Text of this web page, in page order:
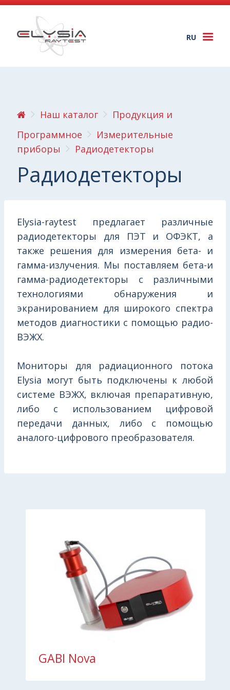
RU
Наш каталог
Продукция и
Программное
Измерительные
приборы
Радиодетекторы
Радиодетекторы
Elysia-raytest предлагает различные
радиодетекторы для ПЭТ и ОФЭКТ, а
также решения для измерения бета- и
гамма-излучения. Мы поставляем бета-и
гамма-радиодетекторы с различными
технологиями обнаружения и
экранированием для широкого спектра
методов диагностики с помощью радио-
ВЭЖХ.
Мониторы для радиационного потока
Elysia могут быть подключены к любой
системе ВЭЖХ, включая препаративную,
либо с использованием цифровой
передачи данных, либо с помощью
аналого-цифрового преобразователя.
GABI Nova